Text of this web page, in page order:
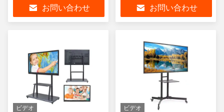
マートボードお問い合わせ
お問い合わせ
ビデオ ビデオ